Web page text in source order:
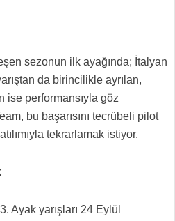
sezonun ilk ayağında; İtalyan
da birincilikle ayrılan,
ise performansıyla göz
bu başarısını tecrübeli pilot
tekrarlamak istiyor.
Ayak yarışları 24 Eylül